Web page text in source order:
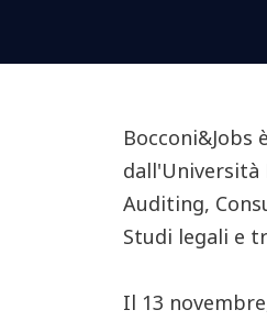
dall'Università
Auditing,
Studi legali e
Il 13